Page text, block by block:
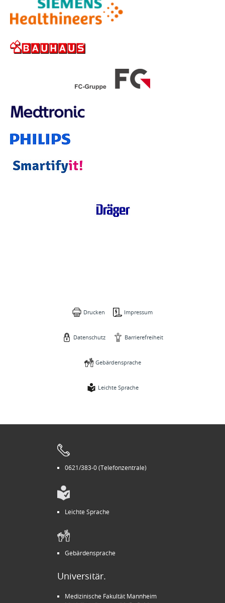
Drucken Impressum
Datenschutz Barrierefreiheit
Gebärdensprache
Leichte Sprache
0621/383-0 (Telefonzentrale)
Leichte Sprache
Gebärdensprache
Universitär.
Medizinische Fakultät Mannheim